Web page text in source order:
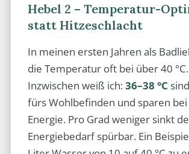
Hebel 2 – Temperatur-
statt Hitzeschlacht
In meinen ersten Jahren als
die Temperatur oft bei über 40 °C.
Inzwischen weiß ich:36–38 °C
fürs Wohlbefinden und sparen
Energie. Pro Grad weniger sinkt
Energiebedarf spürbar. Ein